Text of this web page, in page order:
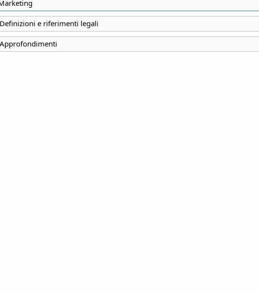
Definizioni e riferimenti legali
Approfondimenti